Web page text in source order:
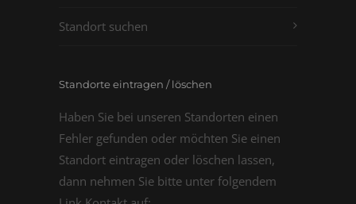
Standort suchen
Standorte eintragen / löschen
Haben Sie bei unseren Standorten einen
Fehler gefunden oder möchten Sie einen
Standort eintragen oder löschen lassen,
dann nehmen Sie bitte unter folgendem